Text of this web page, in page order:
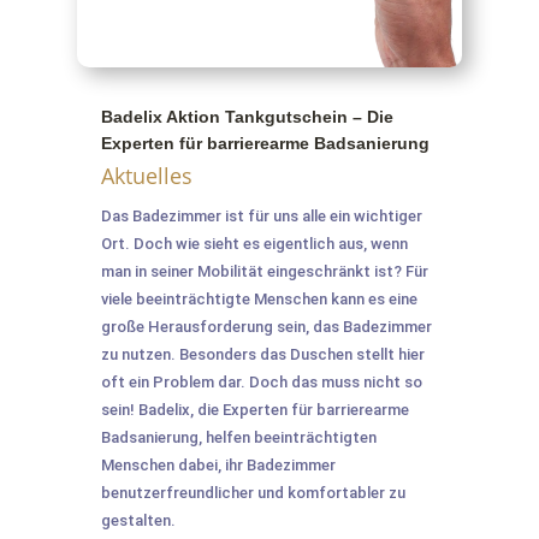
Badelix Aktion Tankgutschein – Die
Experten für barrierearme Badsanierung
Aktuelles
Das Badezimmer ist für uns alle ein wichtiger
Ort. Doch wie sieht es eigentlich aus, wenn
man in seiner Mobilität eingeschränkt ist? Für
viele beeinträchtigte Menschen kann es eine
große Herausforderung sein, das Badezimmer
zu nutzen. Besonders das Duschen stellt hier
oft ein Problem dar. Doch das muss nicht so
sein! Badelix, die Experten für barrierearme
Badsanierung, helfen beeinträchtigten
Menschen dabei, ihr Badezimmer
benutzerfreundlicher und komfortabler zu
gestalten.